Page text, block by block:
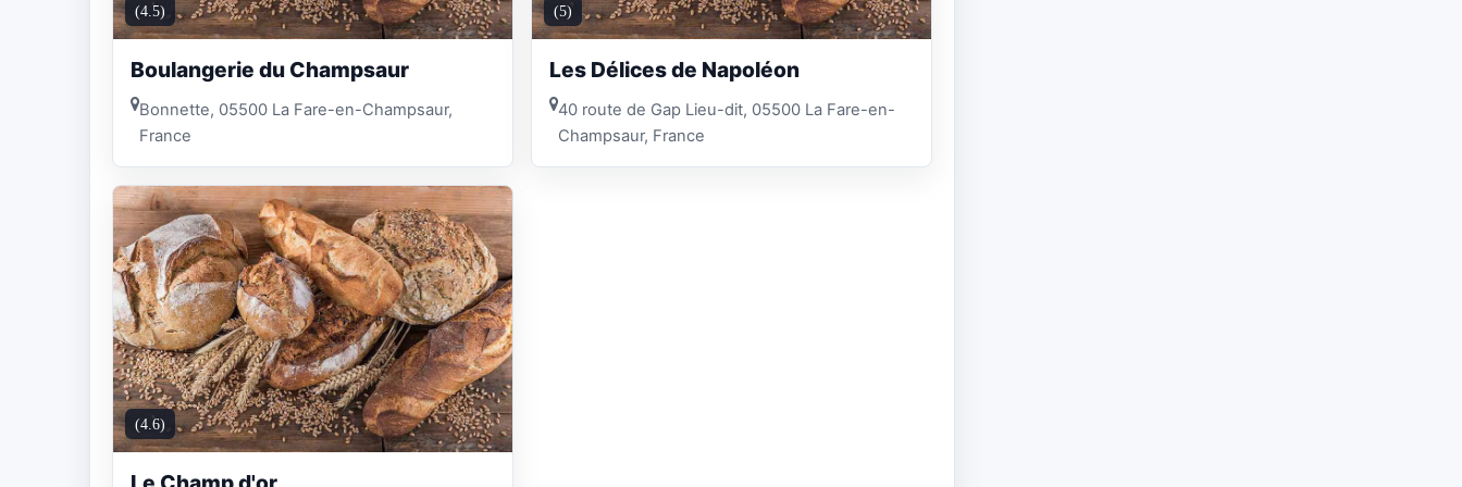
(4.5)
Boulangerie du Champsaur
Bonnette, 05500 La Fare-en-Champsaur,
France
(5)
Les Délices de Napoléon
40 route de Gap Lieu-dit, 05500 La Fare-en-
Champsaur, France
(4.6)